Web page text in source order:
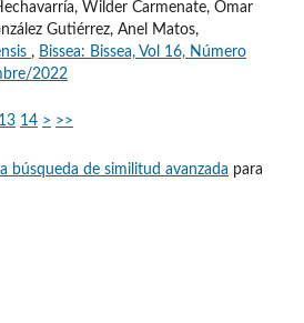
Wilder Carmenate, Omar
Gutiérrez, Anel Matos,
, Bissea: Bissea, Vol 16, Número
2022
13 14 > >>
búsqueda de similitud avanzada para